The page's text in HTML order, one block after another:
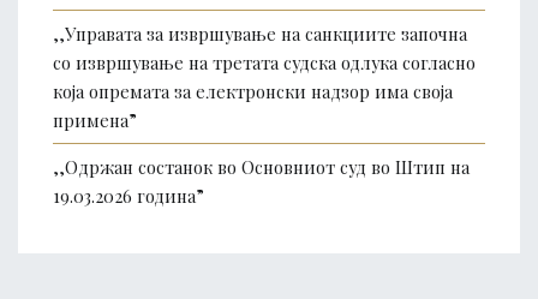
,,Управата за извршување на санкциите започна
со извршување на третата судска одлука согласно
која опремата за електронски надзор има своја
примена”
,,Одржан состанок во Основниот суд во Штип на
19.03.2026 година”